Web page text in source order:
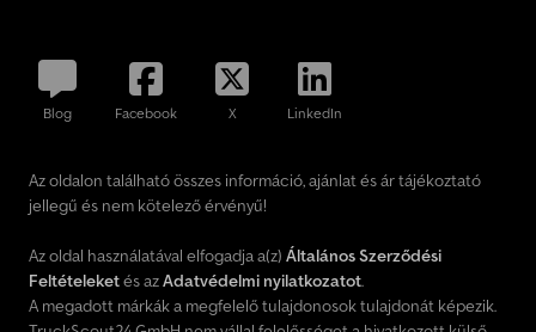
Blog Facebook X LinkedIn
Az oldalon található összes információ, ajánlat és ár tájékoztató
jellegű és nem kötelező érvényű!
Az oldal használatával elfogadja a(z) Általános Szerződési
Feltételeketés azAdatvédelmi nyilatkozatot.
A megadott márkák a megfelelő tulajdonosok tulajdonát képezik.